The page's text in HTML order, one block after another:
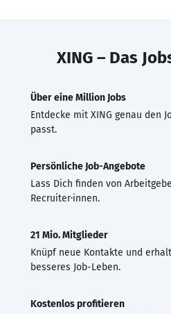
XING – Das
Über eine Million Jobs
Entdecke mit XING genau den
passt.
Persönliche Job-Angebote
Lass Dich finden von
Recruiter·innen.
21 Mio. Mitglieder
Knüpf neue Kontakte und
besseres Job-Leben.
Kostenlos profitieren